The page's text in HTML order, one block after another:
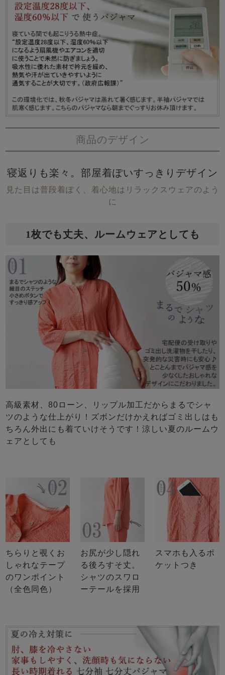
商品のデザイン
寝返りも楽々。部屋着ぽいすっきりデザイン
見た目は普段着ぽく、着心地はリラックスウェアのよう
に
1枚でも丈夫、ルームウェアとしても
高級素材、80ローン、リップル加工だからまるでシャ
ツのような仕上がり！ズボンだけかえればゴミ出しはも
ちろん外出にも着ていけそうです！涼しい夏のルームウ
ェアとしても
ちらりと覗くお
しゃれなテープ
のワンポイント
（全色同色）
お尻が少し隠れ
る後ろすそ丈。
シャツのスワロ
ーテールを採用
スマホも入るポ
ケットつき